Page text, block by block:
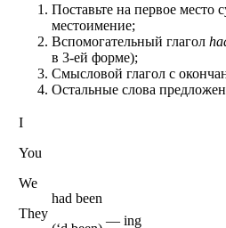
Поставьте на первое место
местоимение;
Вспомогательный глагол
в 3-ей форме);
Смысловой глагол с
Остальные слова
I
You
We
They
had been
— ing